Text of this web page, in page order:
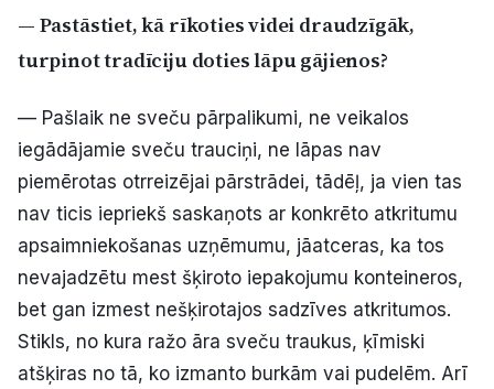
— Pastāstiet,kā rīkoties videi draudzīgāk,
turpinot tradīciju doties lāpu gājienos?
— Pašlaik ne sveču pārpalikumi, ne veikalos
iegādājamie sveču trauciņi, ne lāpas nav
piemērotas otrreizējai pārstrādei, tādēļ, ja vien tas
nav ticis iepriekš saskaņots ar konkrēto atkritumu
apsaimniekošanas uzņēmumu, jāatceras, ka tos
nevajadzētu mest šķiroto iepakojumu konteineros,
bet gan izmest nešķirotajos sadzīves atkritumos.
Stikls, no kura ražo āra sveču traukus, ķīmiski
atšķiras no tā, ko izmanto burkām vai pudelēm. Arī